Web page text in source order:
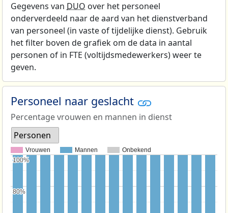
Gegevens van DUO over het personeel
onderverdeeld naar de aard van het dienstverband
van personeel (in vaste of tijdelijke dienst). Gebruik
het filter boven de grafiek om de data in aantal
personen of in FTE (voltijdsmedewerkers) weer te
geven.
Personeel naar geslacht
Percentage vrouwen en mannen in dienst
Personen
Vrouwen Mannen Onbekend
80%
80%
100%
100%